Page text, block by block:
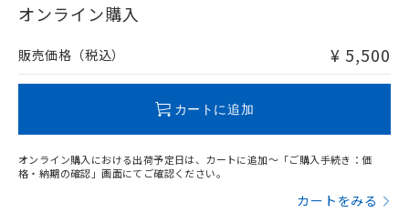
在庫等で未対応品が混在する可能性があります。
問い合わせください。
オンライン購入
販売価格（税込） ¥ 5,500
カートに追加
オンライン購入における出荷予定日は、カートに追加～「ご購入手続き：価
格・納期の確認」画面にてご確認ください。
カートをみる